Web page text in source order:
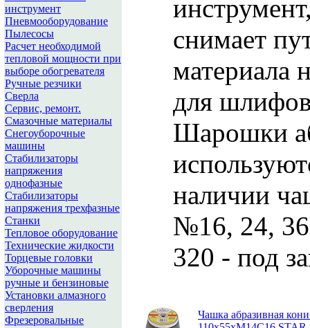
инструмент
Пневмооборудование
Пылесосы
Расчет необходимой
тепловой мощности при
выборе обогревателя
Ручные резчики
Сверла
Сервис, ремонт.
Смазочные материалы
Снегоуборочные
машины
Стабилизаторы
напряжения
однофазные
Стабилизаторы
напряжения трехфазные
Станки
Тепловое оборудование
Технические жидкости
Торцевые головки
Уборочные машины
ручные и бензиновые
Установки алмазного
сверления
Фрезеровальные
снимает
материала
для
Шарошки
наличии
№16, 24,
320 - под
Чашка абразивная